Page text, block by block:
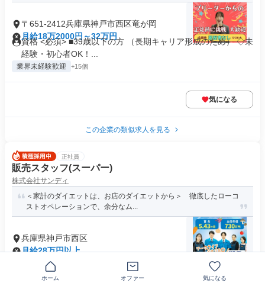
〒651-2412兵庫県神戸市西区竜が岡
月給18万2000円～32万円
資格 <必須> ■39歳以下の方 （長期キャリア形成のため） ◇未
経験・初心者OK！...
業界未経験歓迎 +15個
気になる
この企業の類似求人を見る
正社員
販売スタッフ(スーパー)
株式会社サンディ
＜家計のダイエットは、お店のダイエットから＞ 徹底したローコ
ストオペレーションで、余分なム...
兵庫県神戸市西区
月給28万円以上
種・業界未経験OK ＊第二...
制服あり 業界未経験歓迎 +27個
ホーム オファー 気になる